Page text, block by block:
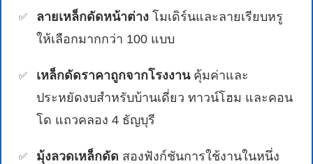
ลายเหล็กดัดหน้าต่าง โมเดิร์นและลายเรียบหรู
ให้เลือกมากกว่า 100 แบบ
เหล็กดัดราคาถูกจากโรงงานคุ้มค่าและ
ประหยัดงบสำหรับบ้านเดี่ยว ทาวน์โฮม และคอน
โด แถวคลอง 4 ธัญบุรี
มุ้งลวดเหล็กดัด สองฟังก์ชันการใช้งานในหนึ่ง